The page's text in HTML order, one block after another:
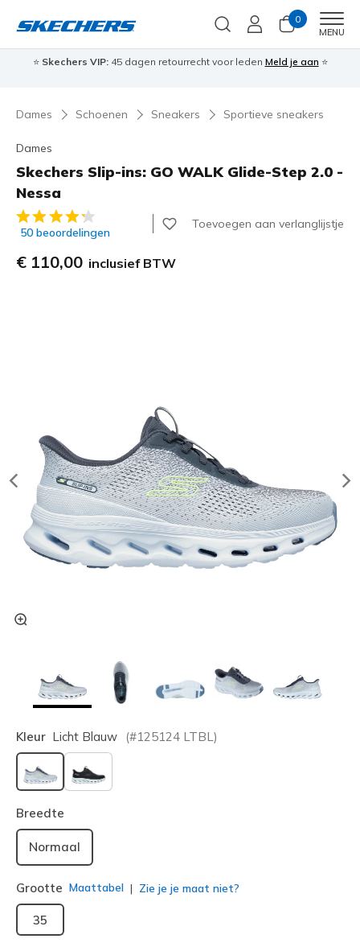
0
MENU
⭐ Skechers VIP:45 dagen retourrecht voor leden Meld je aan ⭐
Dames Schoenen Sneakers Sportieve sneakers
Dames
Skechers Slip-ins: GO WALK Glide-Step 2.0 -
Nessa
3,3 van de 5 klantbeoordelingen
50 beoordelingen
Toevoegen aan verlanglijstje
€ 110,00 inclusief BTW
Kleur Licht Blauw (#125124 LTBL )
geselecteerd
Breedte
Normaal
Grootte Maattabel Zie je je maat niet?
35